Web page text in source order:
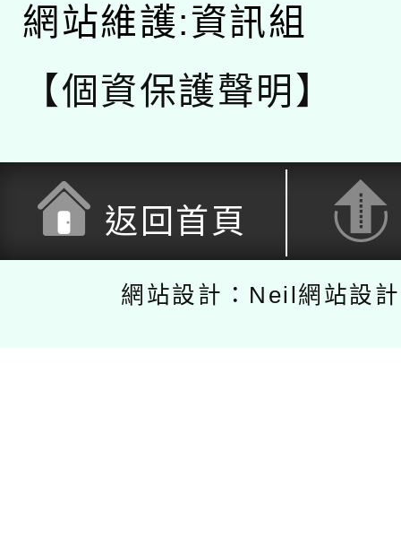
網站維護:資訊組
【個資保護聲明】
返回首頁
網站設計：Neil網站設